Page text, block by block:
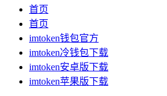
首页
首页
imtoken钱包官方
imtoken冷钱包下载
imtoken安卓版下载
imtoken苹果版下载